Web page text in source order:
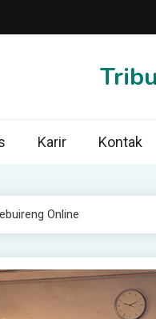
Karir Kontak
Online